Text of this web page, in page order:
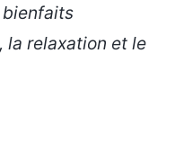
la relaxation et le